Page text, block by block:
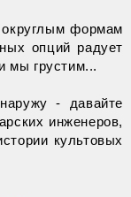
округлым формам
опций радует
мы грустим...
- давайте
инженеров,
культовых